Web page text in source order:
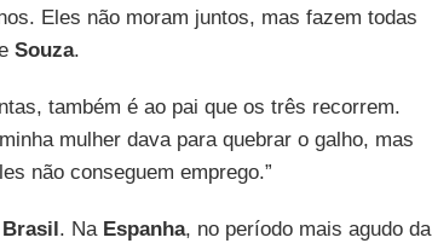
Eles não moram juntos, mas fazem todas
Souza.
também é ao pai que os três recorrem.
mulher dava para quebrar o galho, mas
não conseguem emprego.”
Brasil. Na Espanha, no período mais agudo da